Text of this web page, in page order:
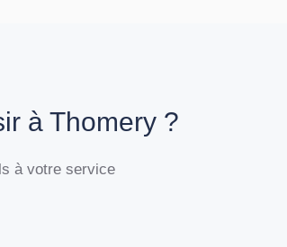
à Thomery ?
à votre service